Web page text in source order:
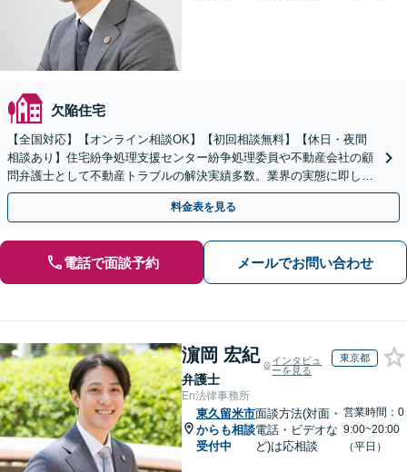
欠陥住宅
【全国対応】【オンライン相談OK】【初回相談無料】【休日・夜間
相談あり】住宅紛争処理支援センター紛争処理委員や不動産会社の顧
問弁護士として不動産トラブルの解決実績多数。業界の実態に即した
専門的知見を活かし、きめ細やかにサポートいたします。
料金表を見る
電話で面談予約 メールでお問い合わせ
濵岡 宏紀
弁護士
インタビュ
ーを見る
東京都
En法律事務所
東久留米市
からも相談
受付中
面談方法(対面・
電話・ビデオな
ど)は応相談
営業時間：0
9:00~20:00
（平日）